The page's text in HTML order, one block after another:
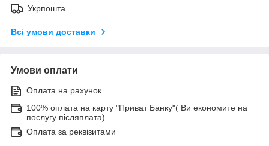
Укрпошта
Всі умови доставки
Умови оплати
Оплата на рахунок
100% оплата на карту "Приват Банку"( Ви економите на
послугу післяплата)
Оплата за реквізитами